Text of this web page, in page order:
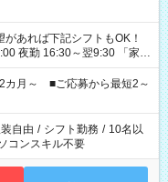
勤 16:30～翌9:30 「家族
て夕飯の準備がしたい」
、ご希望を教えてください
合計で週40時間を超える場
2カ月～ ■ご応募から最短2～
自由 / シフト勤務 / 10名以
コンスキル不要